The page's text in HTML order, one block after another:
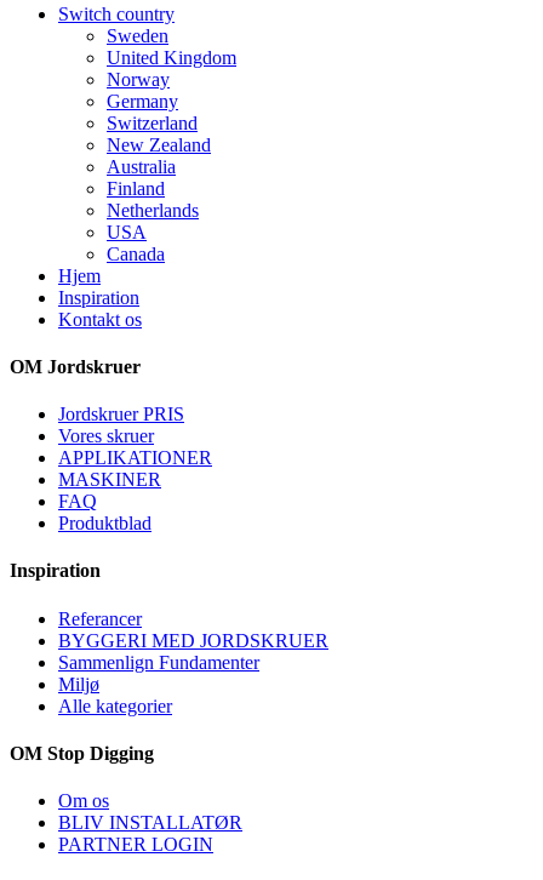
Close
Switch country
Sweden
United Kingdom
Norway
Germany
Switzerland
New Zealand
Australia
Finland
Netherlands
USA
Canada
Hjem
Inspiration
Kontakt os
OM Jordskruer
Jordskruer PRIS
Vores skruer
APPLIKATIONER
MASKINER
FAQ
Produktblad
Inspiration
Referancer
BYGGERI MED JORDSKRUER
Sammenlign Fundamenter
Miljø
Alle kategorier
OM Stop Digging
Om os
BLIV INSTALLATØR
PARTNER LOGIN